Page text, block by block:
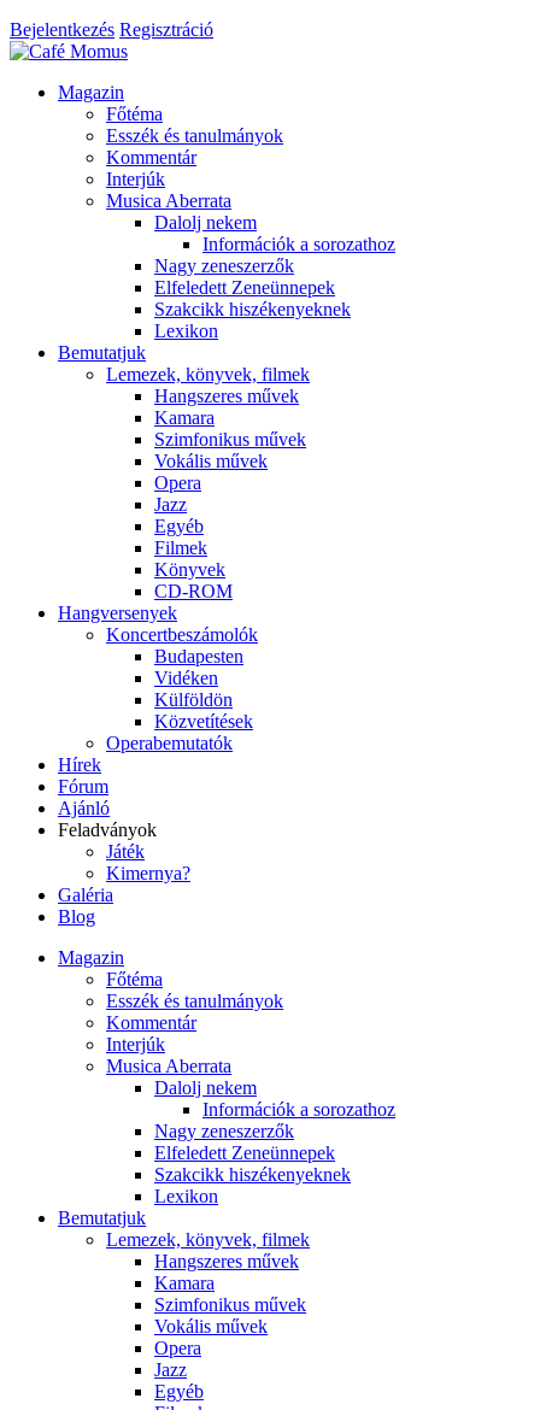
Bejelentkezés Regisztráció
Magazin
Főtéma
Esszék és tanulmányok
Kommentár
Interjúk
Musica Aberrata
Dalolj nekem
Információk a sorozathoz
Nagy zeneszerzők
Elfeledett Zeneünnepek
Szakcikk hiszékenyeknek
Lexikon
Bemutatjuk
Lemezek, könyvek, filmek
Hangszeres művek
Kamara
Szimfonikus művek
Vokális művek
Opera
Jazz
Egyéb
Filmek
Könyvek
CD-ROM
Hangversenyek
Koncertbeszámolók
Budapesten
Vidéken
Külföldön
Közvetítések
Operabemutatók
Hírek
Fórum
Ajánló
Feladványok
Játék
Kimernya?
Galéria
Blog
Magazin
Főtéma
Esszék és tanulmányok
Kommentár
Interjúk
Musica Aberrata
Dalolj nekem
Információk a sorozathoz
Nagy zeneszerzők
Elfeledett Zeneünnepek
Szakcikk hiszékenyeknek
Lexikon
Bemutatjuk
Lemezek, könyvek, filmek
Hangszeres művek
Kamara
Szimfonikus művek
Vokális művek
Opera
Jazz
Egyéb